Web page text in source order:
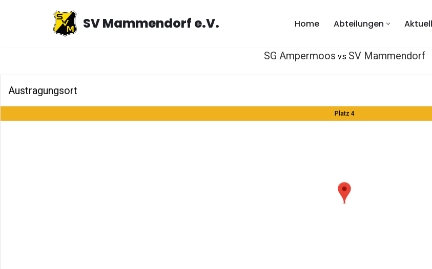
SV Mammendorf e.V. Home Abteilungen
SG Ampermoos vs SV Mammendorf
Austragungsort
Platz 4